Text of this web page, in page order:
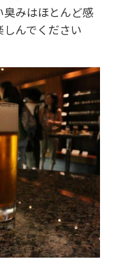
みはほとんど感
んでください